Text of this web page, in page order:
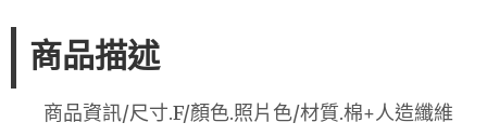
商品描述
商品資訊/尺寸.F/顏色.照片色/材質.棉+人造纖維